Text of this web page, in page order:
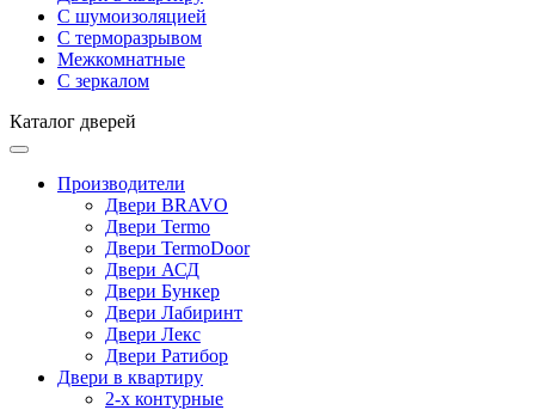
С шумоизоляцией
С терморазрывом
Межкомнатные
С зеркалом
Каталог дверей
Производители
Двери BRAVO
Двери Termo
Двери TermoDoor
Двери АСД
Двери Бункер
Двери Лабиринт
Двери Лекс
Двери Ратибор
Двери в квартиру
2-х контурные